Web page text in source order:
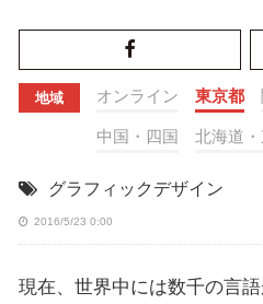
地域 オンライン 東京都
中国・四国 北海道
グラフィックデザイン
2016/5/23 0:00
現在、世界中には数千の言語